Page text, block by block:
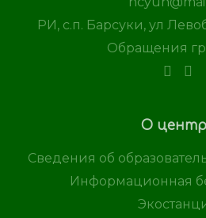
О
Сведения об
Информационная
РИ, с.п. Барсуки, ул
Обращения